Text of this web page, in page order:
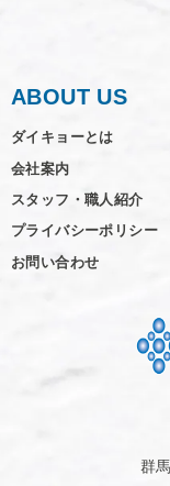
ABOUT US
ダイキョーとは
会社案内
スタッフ・職人紹介
プライバシーポリシー
お問い合わせ
群